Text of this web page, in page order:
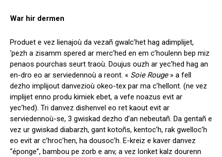
War hir dermen
Produet e vez lienajoù da vezañ gwalc’het hag adimplijet,
‘pezh a zisamm spered ar merc’hed en em c’houlenn bep miz
penaos pourchas seurt traoù. Doujus ouzh ar yec’hed hag an
en-dro eo ar serviedennoù a reont. « Soie Rouge» a fell
dezho implijout danvezioù okeo-tex par ma c’hellont. (ne vez
implijet enno produ kimiek ebet, a vefe noazus evit ar
yec’hed). Tri danvez dishenvel eo ret kaout evit ar
serviedennoù-se, 3 gwiskad dezho d’an nebeutañ. Da gentañ e
vez ur gwiskad diabarzh, gant kotoñs, kentoc’h, rak gwelloc’h
eo evit ar c’hroc’hen, ha dousoc’h. E-kreiz e kaver danvez
“éponge”, bambou pe zorb e anv, a vez lonket kalz dourenn